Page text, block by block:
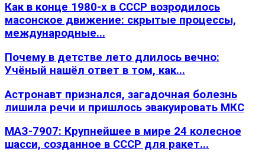
Как в конце 1980-х в СССР возродилось
масонское движение: скрытые процессы,
международные...
Почему в детстве лето длилось вечно:
Учёный нашёл ответ в том, как...
Астронавт признался, загадочная болезнь
лишила речи и пришлось эвакуировать МКС
МАЗ-7907: Крупнейшее в мире 24 колесное
шасси, созданное в СССР для ракет...